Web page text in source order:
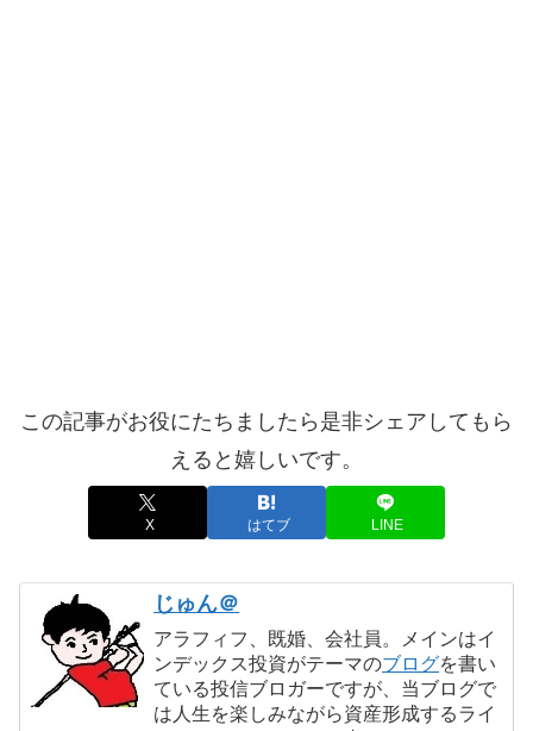
この記事がお役にたちましたら是非シェアしてもら
えると嬉しいです。
X はてブ LINE
じゅん＠
アラフィフ、既婚、会社員。メインはイ
ンデックス投資がテーマのブログを書い
ている投信ブロガーですが、当ブログで
は人生を楽しみながら資産形成するライ